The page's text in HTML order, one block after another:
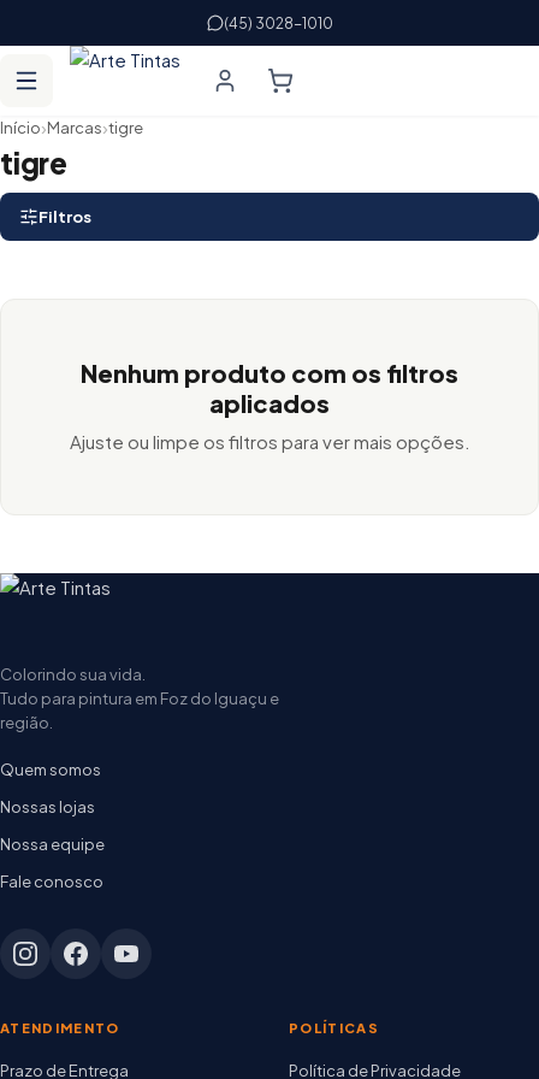
(45) 3028-1010
Início›Marcas›tigre
tigre
Filtros
Nenhum produto com os filtros
aplicados
Ajuste ou limpe os filtros para ver mais opções.
Colorindo sua vida.
Tudo para pintura em Foz do Iguaçu e
região.
Quem somos
Nossas lojas
Nossa equipe
Fale conosco
ATENDIMENTO
Prazo de Entrega
POLÍTICAS
Política de Privacidade